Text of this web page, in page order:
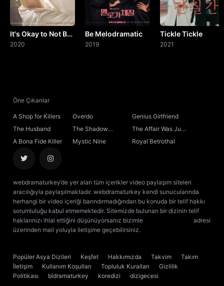
It's Okay to Not Be
Okay
2020
Be Melodramatic
2019
Tickle Tickle
2021
Öne Çıkanlar
A Shop for Killers Overdo
Genius Girlfriend
The Husband
The Shadow
Sovereign
The Affair Was Just
the Beginning
A Bona Fide Killer Mystic Nine Royal Betrothal
webdramaturkey’de yer alan tüm içerikler video paylaşım siteleri
aracılığıyla paylaşılmaktadır. webdramaturkey kendi sunucularında
herhangi bir video içeriği barındırmadığından bu konuda bir telif hakkı
sorumluluğu kabul etmemektedir. Sitemizde bulunan bir dizinin telif
haklarınızı ihlal ettiğini düşünüyorsanız bizimle
adresi
üzerinden mail yoluyla iletişime geçebilirsiniz.
Popüler Asya Dizileri Keşfet Hakkımızda Takvim
Takım
İletişim
Kullanım Koşulları Topluluk Kuralları
Gizlilik
Politikası
bldramaturkey koredizi
dizigecesi